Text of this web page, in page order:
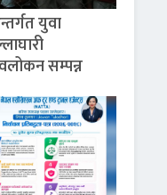
युवा
सम्पन्न